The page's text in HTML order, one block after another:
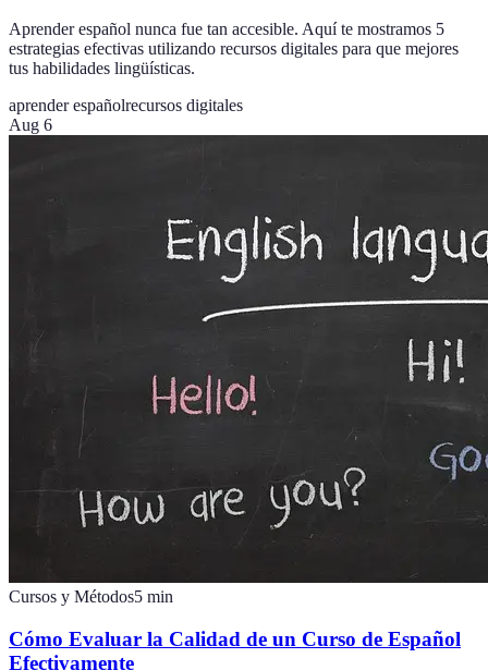
Aprender español nunca fue tan accesible. Aquí te mostramos 5
estrategias efectivas utilizando recursos digitales para que mejores
tus habilidades lingüísticas.
aprender españolrecursos digitales
Aug 6
Cursos y Métodos5 min
Cómo Evaluar la Calidad de un Curso de Español
Efectivamente